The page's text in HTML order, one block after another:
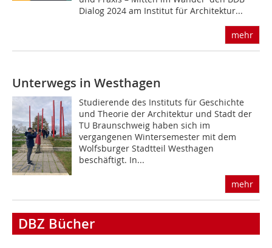
Dialog 2024 am Institut für Architektur...
mehr
Unterwegs in Westhagen
Studierende des Instituts für Geschichte
und Theorie der Architektur und Stadt der
TU Braunschweig haben sich im
vergangenen Wintersemester mit dem
Wolfsburger Stadtteil Westhagen
beschäftigt. In...
mehr
DBZ Bücher